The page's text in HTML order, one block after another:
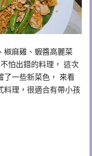
椒麻雞、蝦醬高麗菜
怕出錯的料理， 這次
了一些新菜色， 來看
料理，很適合有帶小孩